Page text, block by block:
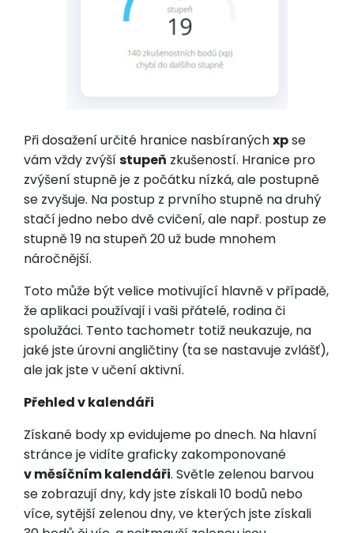
Při dosažení určité hranice nasbíranýchxpse
vám vždy zvýšístupeň zkušeností. Hranice pro
zvýšení stupně je z počátku nízká, ale postupně
se zvyšuje. Na postup z prvního stupně na druhý
stačí jedno nebo dvě cvičení, ale např. postup ze
stupně 19 na stupeň 20 už bude mnohem
náročnější.
Toto může být velice motivující hlavně v případě,
že aplikaci používají i vaši přátelé, rodina či
spolužáci. Tento tachometr totiž neukazuje, na
jaké jste úrovni angličtiny (ta se nastavuje zvlášť),
ale jak jste v učení aktivní.
Přehled v kalendáři
Získané body xp evidujeme po dnech. Na hlavní
stránce je vidíte graficky zakomponované
v měsíčním kalendáři. Světle zelenou barvou
se zobrazují dny, kdy jste získali 10 bodů nebo
více, sytější zelenou dny, ve kterých jste získali